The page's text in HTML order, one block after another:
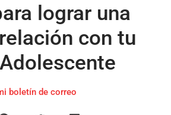
lograr una
con tu
boletín de correo